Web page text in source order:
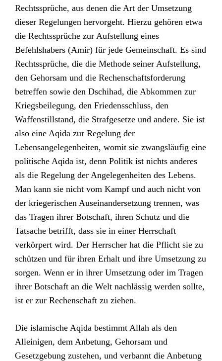
Rechtssprüche, aus denen die Art der Umsetzung
dieser Regelungen hervorgeht. Hierzu gehören etwa
die Rechtssprüche zur Aufstellung eines
Befehlshabers (Amir) für jede Gemeinschaft. Es sind
Rechtssprüche, die die Methode seiner Aufstellung,
den Gehorsam und die Rechenschaftsforderung
betreffen sowie den Dschihad, die Abkommen zur
Kriegsbeilegung, den Friedensschluss, den
Waffenstillstand, die Strafgesetze und andere. Sie ist
also eine Aqida zur Regelung der
Lebensangelegenheiten, womit sie zwangsläufig eine
politische Aqida ist, denn Politik ist nichts anderes
als die Regelung der Angelegenheiten des Lebens.
Man kann sie nicht vom Kampf und auch nicht von
der kriegerischen Auseinandersetzung trennen, was
das Tragen ihrer Botschaft, ihren Schutz und die
Tatsache betrifft, dass sie in einer Herrschaft
verkörpert wird. Der Herrscher hat die Pflicht sie zu
schützen und für ihren Erhalt und ihre Umsetzung zu
sorgen. Wenn er in ihrer Umsetzung oder im Tragen
ihrer Botschaft an die Welt nachlässig werden sollte,
ist er zur Rechenschaft zu ziehen.
Die islamische Aqida bestimmt Allah als den
Alleinigen, dem Anbetung, Gehorsam und
Gesetzgebung zustehen, und verbannt die Anbetung